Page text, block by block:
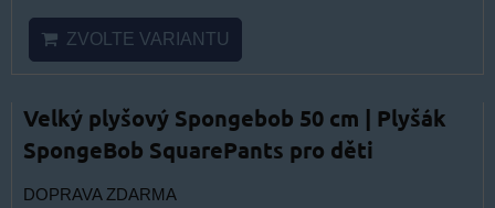
ZVOLTE VARIANTU
Velký plyšový Spongebob 50 cm | Plyšák
SpongeBob SquarePants pro děti
DOPRAVA ZDARMA